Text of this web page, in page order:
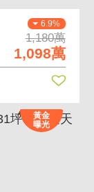
6.9%
1,180萬
1,098萬
黃金
曝光